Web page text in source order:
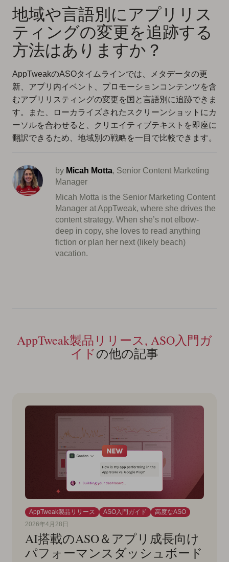
地域や言語別にアプリリス
ティングの変更を追跡する
方法はありますか？
AppTweakのASOタイムラインでは、メタデータの更
新、アプリ内イベント、プロモーションコンテンツを含
むアプリリスティングの変更を国と言語別に追跡できま
す。また、ローカライズされたスクリーンショットにカ
ーソルを合わせると、クリエイティブテキストを即座に
翻訳できるため、地域別の戦略を一目で比較できます。
by Micah Motta, Senior Content Marketing
Manager
Micah Motta is the Senior Marketing Content
Manager at AppTweak, where she drives the
content strategy. When she’s not elbow-
deep in copy, she loves to read anything
fiction or plan her next (likely beach)
vacation.
AppTweak製品リリース, ASO入門ガ
イドの他の記事
AppTweak製品リリース ASO入門ガイド
高度なASO
2026年4月28日
AI搭載のASO＆アプリ成長向け
パフォーマンスダッシュボード